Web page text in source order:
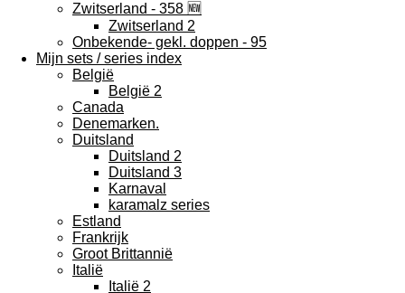
Zwitserland - 358 🆕
Zwitserland 2
Onbekende- gekl. doppen - 95
Mijn sets / series index
België
België 2
Canada
Denemarken.
Duitsland
Duitsland 2
Duitsland 3
Karnaval
karamalz series
Estland
Frankrijk
Groot Brittannië
Italië
Italië 2